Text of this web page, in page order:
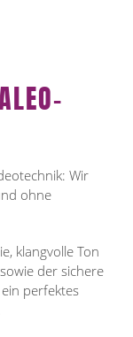
Wir
ohne
klangvolle Ton
der sichere
perfektes